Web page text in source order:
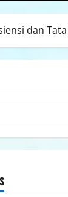
dan